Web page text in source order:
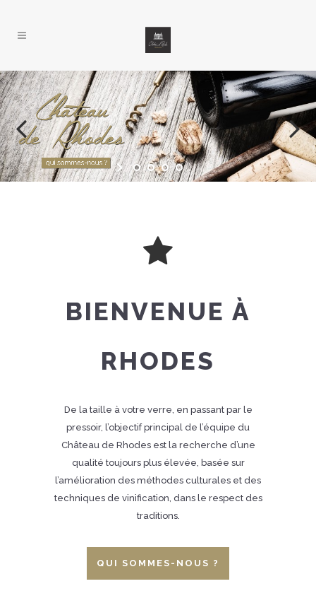
BIENVENUE À
RHODES
De la taille à votre verre, en passant par le
pressoir, l’objectif principal de l’équipe du
Château de Rhodes est la recherche d’une
qualité toujours plus élevée, basée sur
l’amélioration des méthodes culturales et des
techniques de vinification, dans le respect des
traditions.
QUI SOMMES-NOUS ?